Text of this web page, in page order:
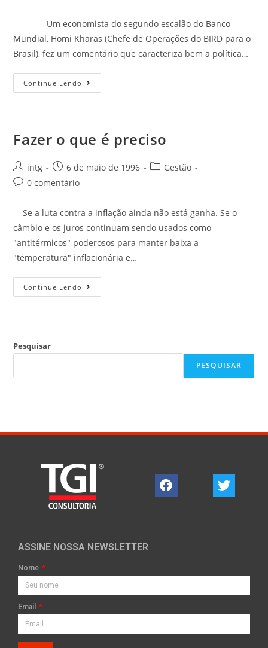
Um economista do segundo escalão do Banco
Mundial, Homi Kharas (Chefe de Operações do BIRD para o
Brasil), fez um comentário que caracteriza bem a política…
Continue Lendo
Fazer o que é preciso
intg 6 de maio de 1996
Gestão
0 comentário
Se a luta contra a inflação ainda não está ganha. Se o
câmbio e os juros continuam sendo usados como
"antitérmicos" poderosos para manter baixa a
"temperatura" inflacionária e…
Continue Lendo
Pesquisar
PESQUISAR
ASSINE NOSSA NEWSLETTER
Nome
Email